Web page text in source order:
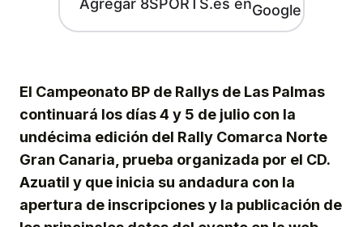
Agregar 8SPORTS.es en
El Campeonato BP de Rallys de Las Palmas
continuará los días 4 y 5 de julio con la
undécima edición del Rally Comarca Norte
Gran Canaria, prueba organizada por el CD.
Azuatil y que inicia su andadura con la
apertura de inscripciones y la publicación de